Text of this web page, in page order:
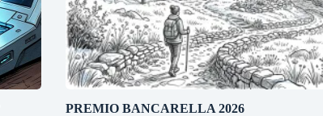
PREMIO BANCARELLA 2026